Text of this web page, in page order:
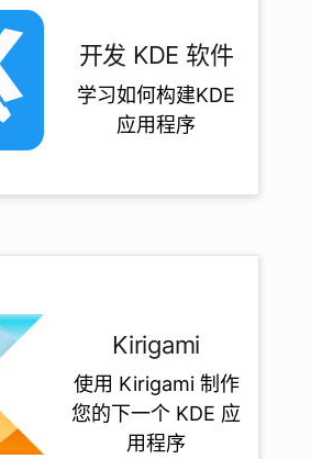
开发 KDE 软件
学习如何构建KDE
应用程序
Kirigami
使用 Kirigami 制作
您的下一个 KDE 应
用程序